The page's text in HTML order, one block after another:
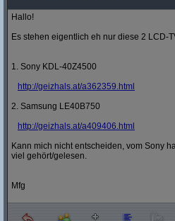
Hallo!
Es stehen eigentlich eh nur diese 2 LCD-
1. Sony KDL-40Z4500
http://geizhals.at/a362359.html
2. Samsung LE40B750
http://geizhals.at/a409406.html
Kann mich nicht entscheiden, vom Sony
viel gehört/gelesen.
Mfg